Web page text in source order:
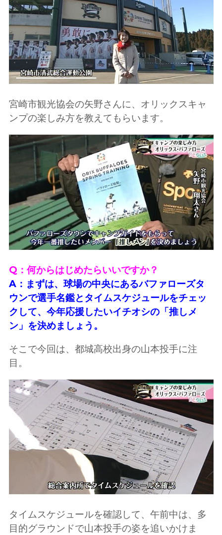
宮崎市観光協会の矢野さんに、オリックスキャ
ンプの楽しみ方を教えてもらいます。
Q：何からはじめたらいいですか？
A：まずは、球場の中央にあるバファローズタ
ウンで選手名鑑とタイムスケジュールをチェッ
クして、今年応援したいイチオシの「推しメ
ン」を決めましょう。
そこで今回は、都城高校出身の山本投手に注
目。
タイムスケジュールを確認して、午前中は、多
目的グラウンドで山本投手の姿を追いかけま